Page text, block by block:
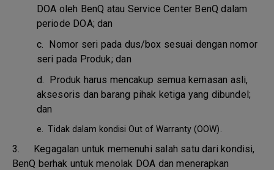
DOA oleh BenQ atau Service Center BenQ dalam
periode DOA; dan
c. Nomor seri pada dus/box sesuai dengan nomor
seri pada Produk; dan
d. Produk harus mencakup semua kemasan asli,
aksesoris dan barang pihak ketiga yang dibundel;
dan
e.Tidak dalam kondisi Out of Warranty (OOW).
3. Kegagalan untuk memenuhi salah satu dari kondisi,
BenQ berhak untuk menolak DOA dan menerapkan